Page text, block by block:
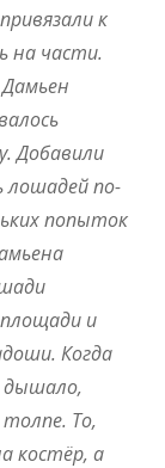
к
на части.
Добавили
лошадей по-
попыток
и
Когда
дышало,
То,
костёр, а